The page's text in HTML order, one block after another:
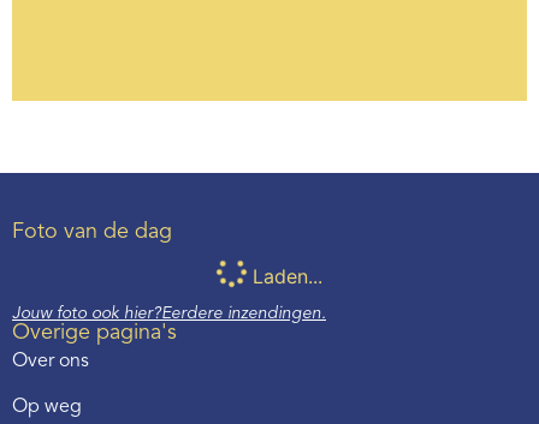
Foto van de dag
Laden...
Jouw foto ook hier?Eerdere inzendingen.
Overige pagina's
Over ons
Op weg